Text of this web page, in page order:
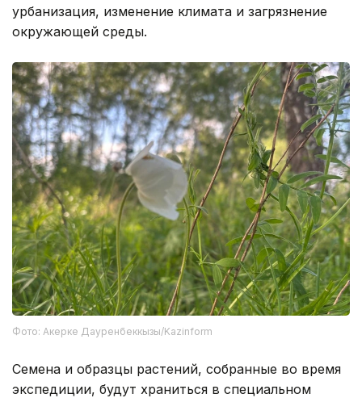
урбанизация, изменение климата и загрязнение
окружающей среды.
Фото: Акерке Дауренбеккызы/Kazinform
Семена и образцы растений, собранные во время
экспедиции, будут храниться в специальном